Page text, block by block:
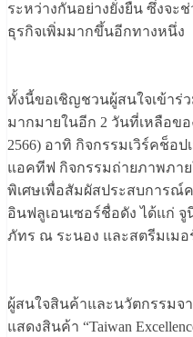
ระหว่างกันอย่างยั่งยืน ซึ่งจะ
ธุรกิจเพิ่มมากขึ้นอีกทางหนึ่ง
ทั้งนี้ขอเชิญชวนผู้สนใจเข้าร่
มากมายในอีก 2 วันที่เหลือขอ
2566) อาทิ กิจกรรมเวิร์คช็อ
แอคทีฟ กิจกรรมถ่ายภาพภา
พิเศษเพื่อสัมผัสประสบการณ์
อินฟลูเอนเซอร์ชื่อดัง ได้แก่ จู
ภัทร ณ ระนอง และสตรีมเมอ
ผู้สนใจสินค้าและนวัตกรรมจ
แสดงสินค้า “Taiwan